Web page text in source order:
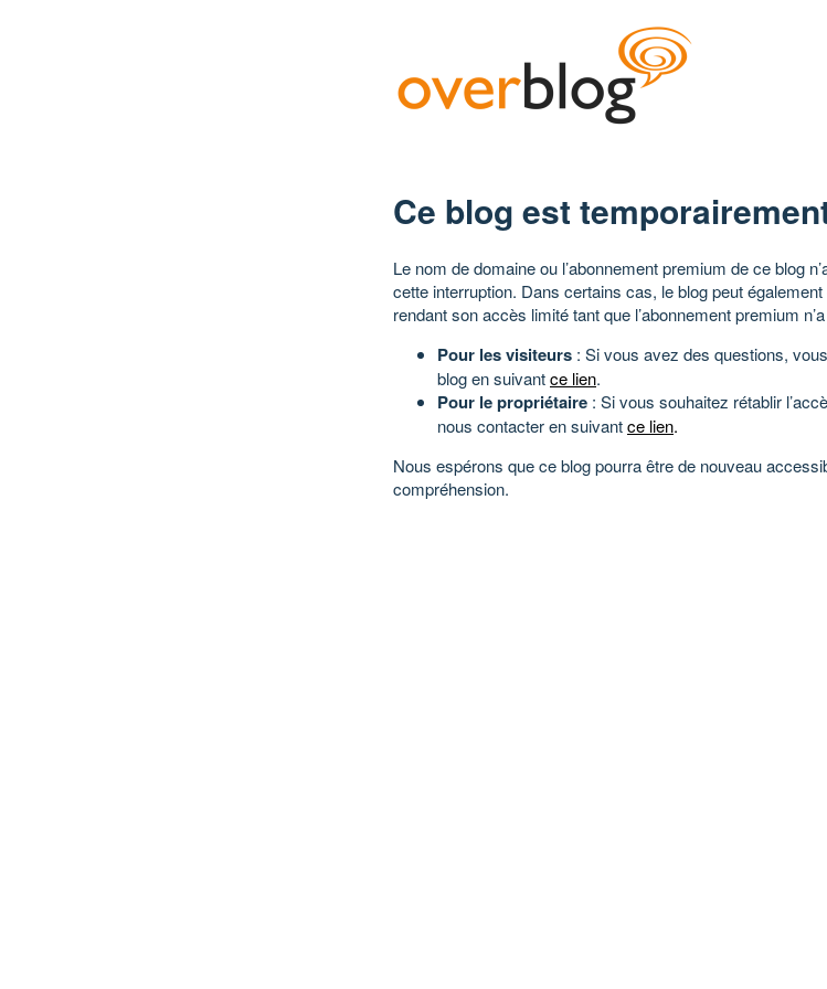
Ce blog est
Le nom de domaine ou l’abonnement premium de ce blog
cette interruption. Dans certains cas, le blog peut
rendant son accès limité tant que l’abonnement premium
Pour les visiteurs : Si vous avez des questions,
blog en suivantce lien.
Pour le propriétaire : Si vous souhaitez rétablir
nous contacter en suivantce lien.
Nous espérons que ce blog pourra être de nouveau
compréhension.